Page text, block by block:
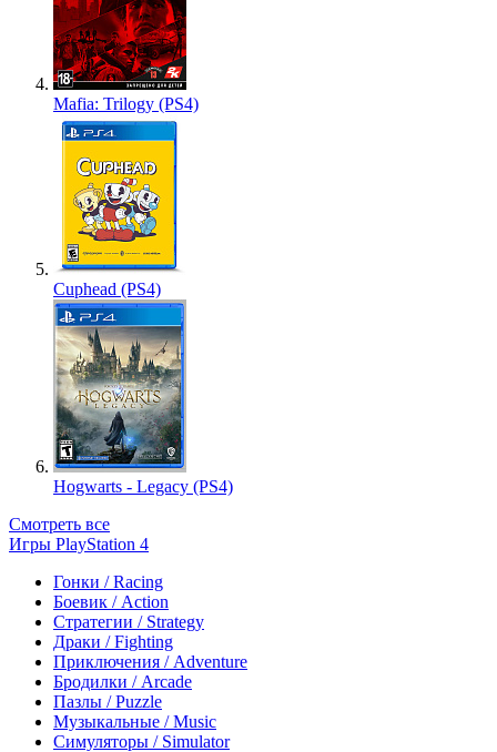
Mafia: Trilogy (PS4)
Cuphead (PS4)
Hogwarts - Legacy (PS4)
Смотреть все
Игры PlayStation 4
Гонки / Racing
Боевик / Action
Стратегии / Strategy
Драки / Fighting
Приключения / Adventure
Бродилки / Arcade
Пазлы / Puzzle
Музыкальные / Music
Симуляторы / Simulator